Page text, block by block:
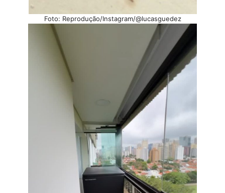
Foto: Reprodução/Instagram/@lucasguedez